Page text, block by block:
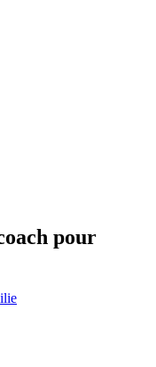
pour